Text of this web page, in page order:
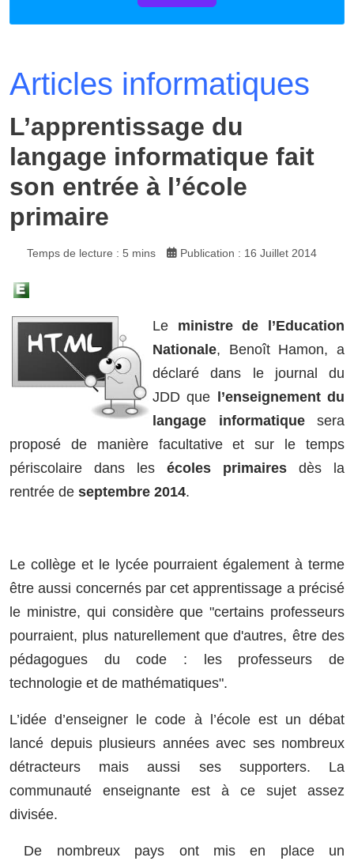
Articles informatiques
L’apprentissage du
langage informatique fait
son entrée à l’école
primaire
Temps de lecture : 5 mins Publication : 16 Juillet 2014
Le ministre de l’Education
Nationale, Benoît Hamon, a
déclaré dans le journal du
JDD que l’enseignement du
langage informatiquesera
proposé de manière facultative et sur le temps
périscolaire dans les écoles primaires dès la
rentrée de septembre 2014.
Le collège et le lycée pourraient également à terme
être aussi concernés par cet apprentissage a précisé
le ministre, qui considère que "certains professeurs
pourraient, plus naturellement que d'autres, être des
pédagogues du code : les professeurs de
technologie et de mathématiques".
L’idée d’enseigner le code à l’école est un débat
lancé depuis plusieurs années avec ses nombreux
détracteurs mais aussi ses supporters. La
communauté enseignante est à ce sujet assez
divisée.
De nombreux pays ont mis en place un